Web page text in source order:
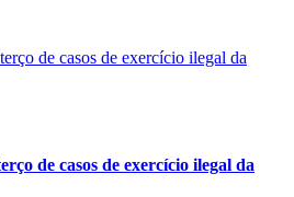
de casos de exercício ilegal da